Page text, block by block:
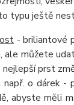
typu ještě
- briliantové
ale můžete
nejlepší prst
např. o dárek -
abyste měli